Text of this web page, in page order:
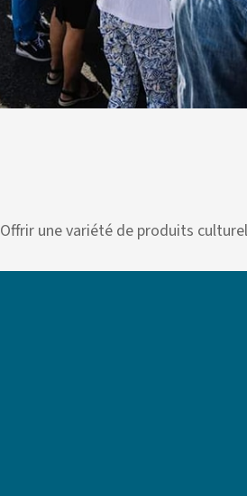
Offrir une variété de produits